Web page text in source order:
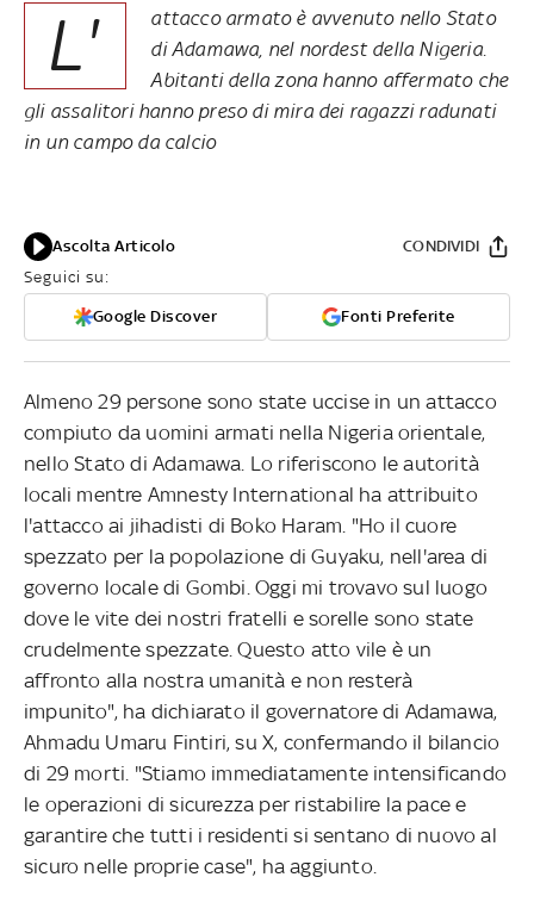
L'
attacco armato è avvenuto nello Stato
di Adamawa, nel nordest della Nigeria.
Abitanti della zona hanno affermato che
gli assalitori hanno preso di mira dei ragazzi radunati
in un campo da calcio
Ascolta Articolo
Seguici su:
Google Discover Fonti Preferite
CONDIVIDI
Almeno 29 persone sono state uccise in un attacco
compiuto da uomini armati nella Nigeria orientale,
nello Stato di Adamawa. Lo riferiscono le autorità
locali mentre Amnesty International ha attribuito
l'attacco ai jihadisti di Boko Haram. "Ho il cuore
spezzato per la popolazione di Guyaku, nell'area di
governo locale di Gombi. Oggi mi trovavo sul luogo
dove le vite dei nostri fratelli e sorelle sono state
crudelmente spezzate. Questo atto vile è un
affronto alla nostra umanità e non resterà
impunito", ha dichiarato il governatore di Adamawa,
Ahmadu Umaru Fintiri, su X, confermando il bilancio
di 29 morti. "Stiamo immediatamente intensificando
le operazioni di sicurezza per ristabilire la pace e
garantire che tutti i residenti si sentano di nuovo al
sicuro nelle proprie case", ha aggiunto.